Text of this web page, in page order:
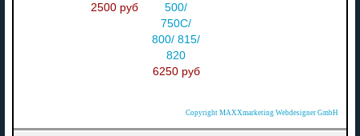
2500 руб
500/
750C/
800/ 815/
820
6250 руб
Copyright MAXXmarketing Webdesigner GmbH